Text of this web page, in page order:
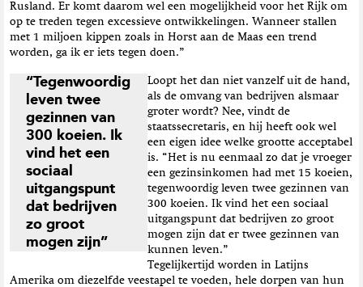
Rusland. Er komt daarom wel een mogelijkheid voor het Rijk om
op te treden tegen excessieve ontwikkelingen. Wanneer stallen
met 1 miljoen kippen zoals in Horst aan de Maas een trend
worden, ga ik er iets tegen doen.”
“Tegenwoordig
leven twee
gezinnen van
300 koeien. Ik
vind het een
sociaal
uitgangspunt
dat bedrijven
zo groot
mogen zijn”
Loopt het dan niet vanzelf uit de hand,
als de omvang van bedrijven alsmaar
groter wordt? Nee, vindt de
staatssecretaris, en hij heeft ook wel
een eigen idee welke grootte acceptabel
is. “Het is nu eenmaal zo dat je vroeger
een gezinsinkomen had met 15 koeien,
tegenwoordig leven twee gezinnen van
300 koeien. Ik vind het een sociaal
uitgangspunt dat bedrijven zo groot
mogen zijn dat er twee gezinnen van
kunnen leven.”
Tegelijkertijd worden in Latijns
Amerika om diezelfde veestapel te voeden, hele dorpen van hun